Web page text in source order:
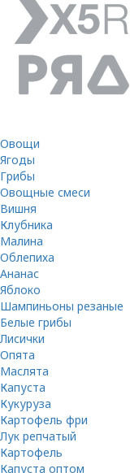
Овощи
Ягоды
Грибы
Овощные смеси
Вишня
Клубника
Малина
Облепиха
Ананас
Яблоко
Шампиньоны резаные
Белые грибы
Лисички
Опята
Маслята
Капуста
Кукуруза
Картофель фри
Лук репчатый
Картофель
Капуста оптом